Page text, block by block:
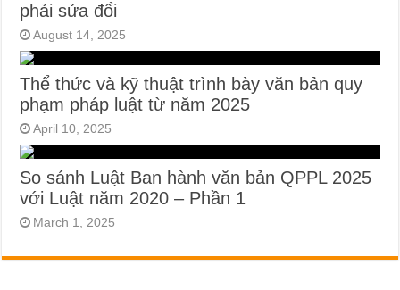
phải sửa đổi
August 14, 2025
Thể thức và kỹ thuật trình bày văn bản quy
phạm pháp luật từ năm 2025
April 10, 2025
So sánh Luật Ban hành văn bản QPPL 2025
với Luật năm 2020 – Phần 1
March 1, 2025